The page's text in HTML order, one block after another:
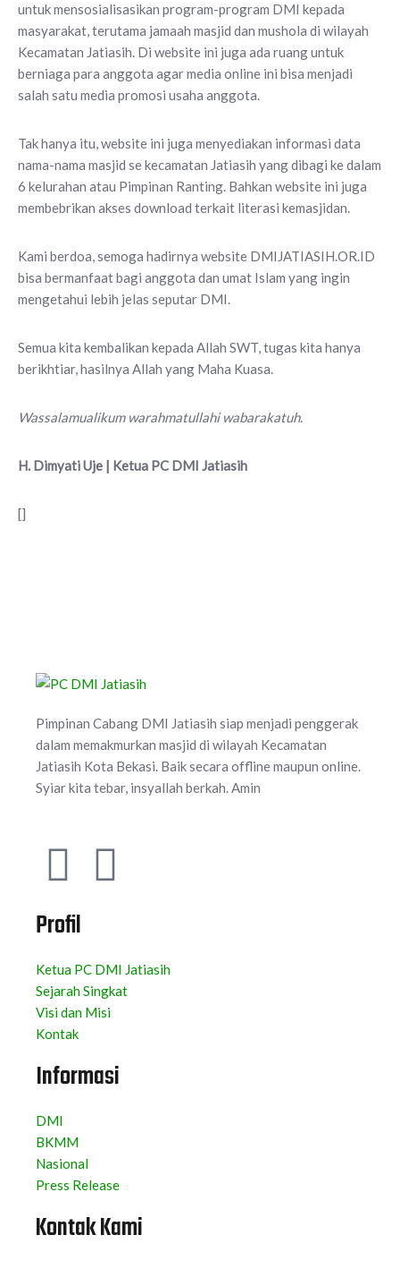
untuk mensosialisasikan program-program DMI kepada
masyarakat, terutama jamaah masjid dan mushola di wilayah
Kecamatan Jatiasih. Di website ini juga ada ruang untuk
berniaga para anggota agar media online ini bisa menjadi
salah satu media promosi usaha anggota.
Tak hanya itu, website ini juga menyediakan informasi data
nama-nama masjid se kecamatan Jatiasih yang dibagi ke dalam
6 kelurahan atau Pimpinan Ranting. Bahkan website ini juga
membebrikan akses download terkait literasi kemasjidan.
Kami berdoa, semoga hadirnya website DMIJATIASIH.OR.ID
bisa bermanfaat bagi anggota dan umat Islam yang ingin
mengetahui lebih jelas seputar DMI.
Semua kita kembalikan kepada Allah SWT, tugas kita hanya
berikhtiar, hasilnya Allah yang Maha Kuasa.
Wassalamualikum warahmatullahi wabarakatuh.
H. Dimyati Uje | Ketua PC DMI Jatiasih
[]
Pimpinan Cabang DMI Jatiasih siap menjadi penggerak
dalam memakmurkan masjid di wilayah Kecamatan
Jatiasih Kota Bekasi. Baik secara offline maupun online.
Syiar kita tebar, insyallah berkah. Amin
Profil
Ketua PC DMI Jatiasih
Sejarah Singkat
Visi dan Misi
Kontak
Informasi
DMI
BKMM
Nasional
Press Release
Kontak Kami